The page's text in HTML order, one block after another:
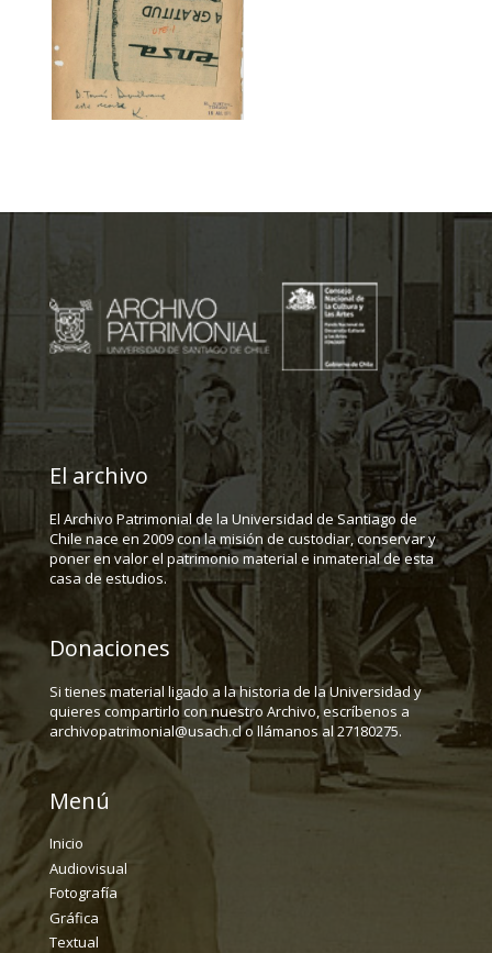
El archivo
El Archivo Patrimonial de la Universidad de Santiago de
Chile nace en 2009 con la misión de custodiar, conservar y
poner en valor el patrimonio material e inmaterial de esta
casa de estudios.
Donaciones
Si tienes material ligado a la historia de la Universidad y
quieres compartirlo con nuestro Archivo, escríbenos a
archivopatrimonial@usach.cl o llámanos al 27180275.
Menú
Inicio
Audiovisual
Fotografía
Gráfica
Textual